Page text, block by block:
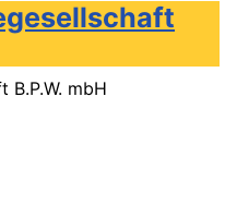
B.P.W. mbH